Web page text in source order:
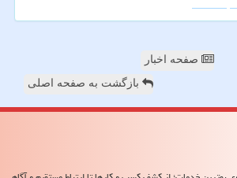
صفحه اخبار
بازگشت به صفحه اصلی